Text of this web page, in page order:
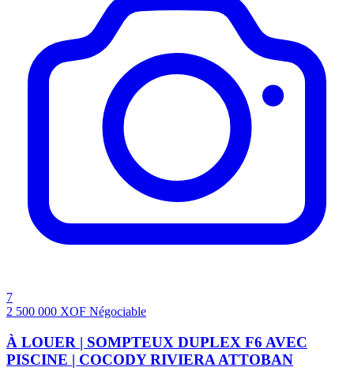
7
2 500 000 XOF Négociable
À LOUER | SOMPTEUX DUPLEX F6 AVEC
PISCINE | COCODY RIVIERA ATTOBAN